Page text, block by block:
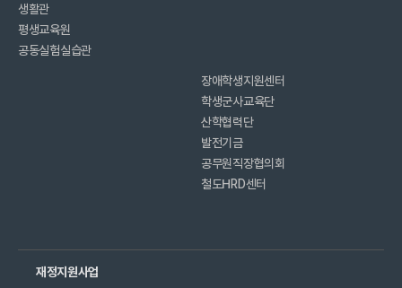
생활관
평생교육원
공동실험실습관
장애학생지원센터
학생군사교육단
산학협력단
발전기금
공무원직장협의회
철도HRD센터
재정지원사업